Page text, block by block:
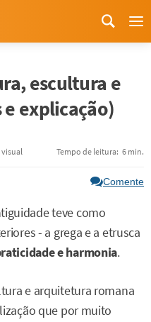
escultura e
explicação)
visual Tempo de leitura: 6 min.
Comente
teve como
- a grega e a etrusca
e harmonia.
e arquitetura romana
que por muito